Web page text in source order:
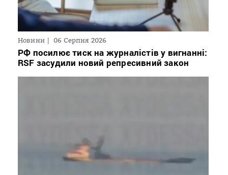
Новини 06 Серпня 2026
РФ посилює тиск на журналістів у вигнанні:
RSF засудили новий репресивний закон